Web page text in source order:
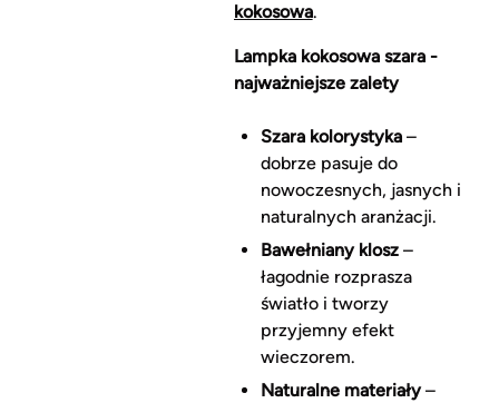
kokosowa.
Lampka kokosowa szara -
najważniejsze zalety
Szara kolorystyka–
dobrze pasuje do
nowoczesnych, jasnych i
naturalnych aranżacji.
Bawełniany klosz–
łagodnie rozprasza
światło i tworzy
przyjemny efekt
wieczorem.
Naturalne materiały–